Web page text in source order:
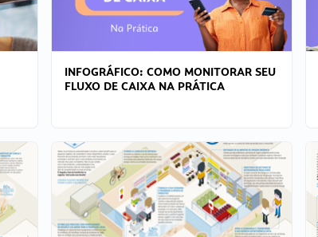
INFOGRÁFICO: COMO MONITORAR SEU
FLUXO DE CAIXA NA PRÁTICA